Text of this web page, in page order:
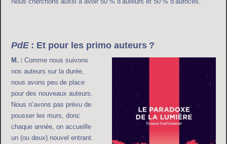
PdE : Et pour les primo auteurs ?
M. :Comme nous suivons
nos auteurs sur la durée,
nous avons peu de place
pour des nouveaux auteurs.
Nous n’avons pas prévu de
pousser les murs, donc
chaque année, on accueille
un (ou deux) nouvel entrant.